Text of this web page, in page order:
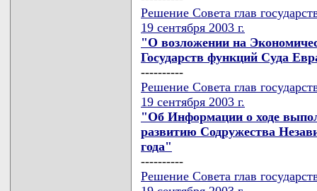
Решение Совета глав
19 сентября 2003 г.
"О возложении на
Государств функций Суда
----------
Решение Совета глав
19 сентября 2003 г.
"Об Информации о ходе
развитию Содружества
года"
----------
Решение Совета глав